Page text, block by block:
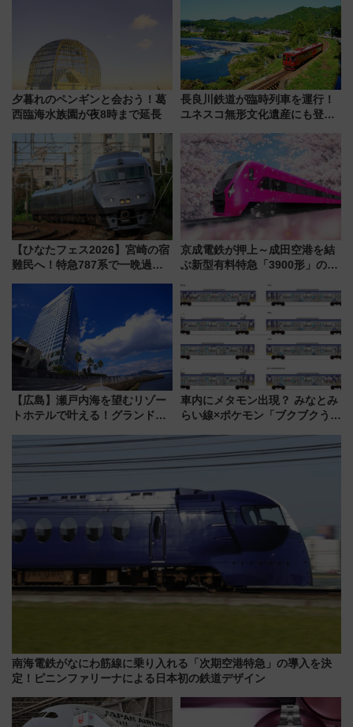
雑な手続きも不要でお手軽に楽
しめるプランが登場
夕暮れのペンギンと会おう！葛
西臨海水族園が夜8時まで延長
長良川鉄道が臨時列車を運行！
ユネスコ無形文化遺産にも登録
に 乗車には予約が必要
【ひなたフェス2026】宮崎の宿
難民へ！特急787系で一晩過ご
ローおひさま」が救世主に？
京成電鉄が押上～成田空港を結
ぶ新型有料特急「3900形」のコ
募集も実施
【広島】瀬戸内海を望むリゾー
トホテルで叶える！グランドプ
ディング＆カジュアルパーティ
ープラン
車内にメタモン出現？ みなとみ
らい線×ポケモン「ブクブクうみ
行開始に！ この夏は直通列車で
横浜へ！
南海電鉄がなにわ筋線に乗り入れる「次期空港特急」の導入を決
定！ピニンファリーナによる日本初の鉄道デザイン